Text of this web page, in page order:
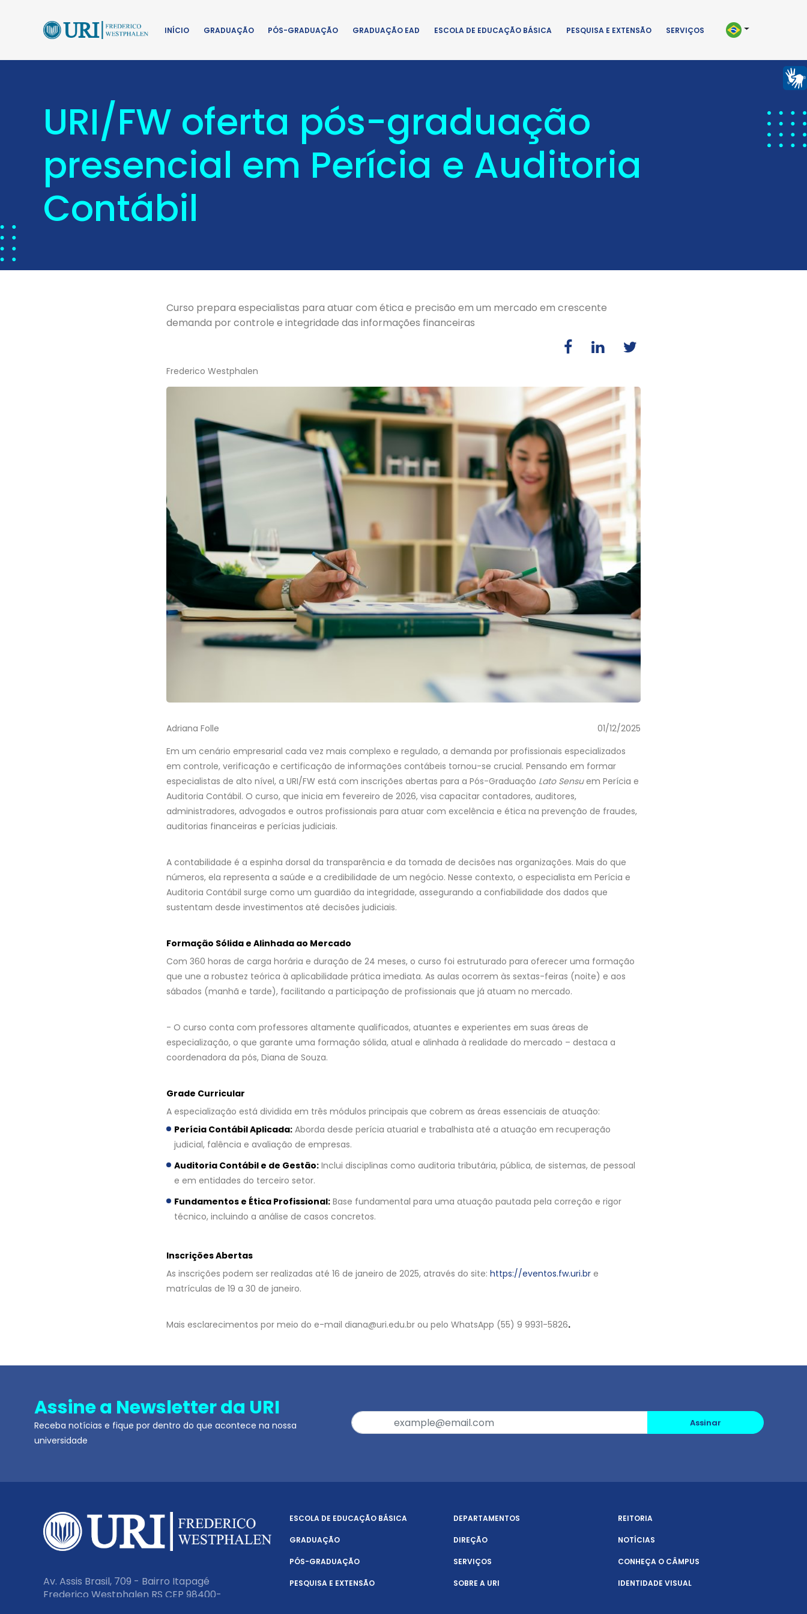
INÍCIO GRADUAÇÃO PÓS-GRADUAÇÃO GRADUAÇÃO EAD ESCOLA DE EDUCAÇÃO BÁSICA PESQUISA E EXTENSÃO SERVIÇOS
URI/FW oferta pós-graduação
presencial em Perícia e Auditoria
Contábil
Curso prepara especialistas para atuar com ética e precisão em um mercado em crescente
demanda por controle e integridade das informações financeiras
Frederico Westphalen
Adriana Folle
01/12/2025
Em um cenário empresarial cada vez mais complexo e regulado, a demanda por profissionais especializados
em controle, verificação e certificação de informações contábeis tornou-se crucial. Pensando em formar
especialistas de alto nível, a URI/FW está com inscrições abertas para a Pós-Graduação Lato Sensuem Perícia e
Auditoria Contábil. O curso, que inicia em fevereiro de 2026, visa capacitar contadores, auditores,
administradores, advogados e outros profissionais para atuar com excelência e ética na prevenção de fraudes,
auditorias financeiras e perícias judiciais.
A contabilidade é a espinha dorsal da transparência e da tomada de decisões nas organizações. Mais do que
números, ela representa a saúde e a credibilidade de um negócio. Nesse contexto, o especialista em Perícia e
Auditoria Contábil surge como um guardião da integridade, assegurando a confiabilidade dos dados que
sustentam desde investimentos até decisões judiciais.
Formação Sólida e Alinhada ao Mercado
Com 360 horas de carga horária e duração de 24 meses, o curso foi estruturado para oferecer uma formação
que une a robustez teórica à aplicabilidade prática imediata. As aulas ocorrem às sextas-feiras (noite) e aos
sábados (manhã e tarde), facilitando a participação de profissionais que já atuam no mercado.
- O curso conta com professores altamente qualificados, atuantes e experientes em suas áreas de
especialização, o que garante uma formação sólida, atual e alinhada à realidade do mercado – destaca a
coordenadora da pós, Diana de Souza.
Grade Curricular
A especialização está dividida em três módulos principais que cobrem as áreas essenciais de atuação:
Perícia Contábil Aplicada: Aborda desde perícia atuarial e trabalhista até a atuação em recuperação
judicial, falência e avaliação de empresas.
Auditoria Contábil e de Gestão: Inclui disciplinas como auditoria tributária, pública, de sistemas, de pessoal
e em entidades do terceiro setor.
Fundamentos e Ética Profissional: Base fundamental para uma atuação pautada pela correção e rigor
técnico, incluindo a análise de casos concretos.
Inscrições Abertas
As inscrições podem ser realizadas até 16 de janeiro de 2025, através do site: https://eventos.fw.uri.br e
matrículas de 19 a 30 de janeiro.
Mais esclarecimentos por meio do e-mail diana@uri.edu.br ou pelo WhatsApp (55) 9 9931-5826.
Assine a Newsletter da URI
Receba notícias e fique por dentro do que acontece na nossa
universidade
Assinar
Av. Assis Brasil, 709 - Bairro Itapagé
Frederico Westphalen RS CEP 98400-
ESCOLA DE EDUCAÇÃO BÁSICA
GRADUAÇÃO
PÓS-GRADUAÇÃO
PESQUISA E EXTENSÃO
DEPARTAMENTOS
DIREÇÃO
SERVIÇOS
SOBRE A URI
REITORIA
NOTÍCIAS
CONHEÇA O CÂMPUS
IDENTIDADE VISUAL